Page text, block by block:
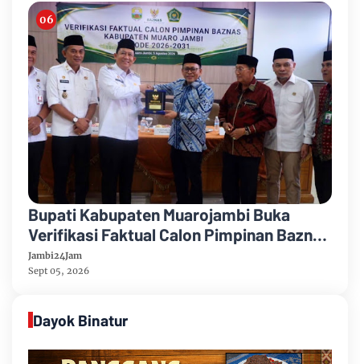
Bupati Kabupaten Muarojambi Buka
Verifikasi Faktual Calon Pimpinan Baznas
Tahun 2026-2031
Jambi24Jam
Sept 05, 2026
Dayok Binatur